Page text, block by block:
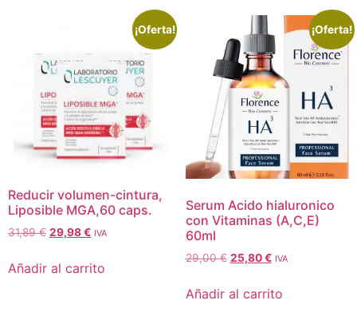
¡Oferta!
Reducir volumen-cintura,
Liposible MGA,60 caps.
31,89€ 29,98€ IVA
Añadir al carrito
¡Oferta!
Serum Acido hialuronico
con Vitaminas (A,C,E)
60ml
29,00€ 25,80€ IVA
Añadir al carrito